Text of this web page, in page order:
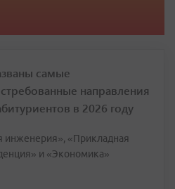
самые
направления
в 2026 году
«Прикладная
и «Экономика»